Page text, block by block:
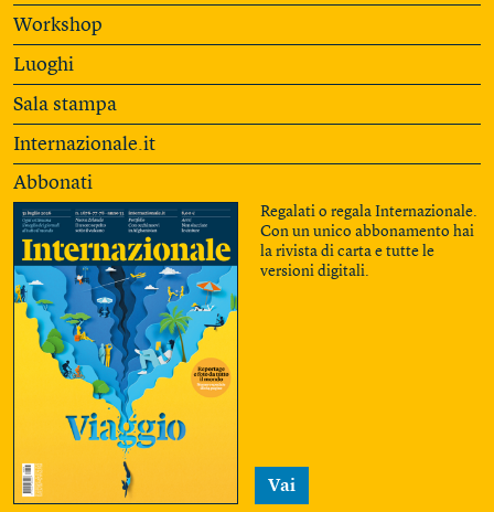
Workshop
Luoghi
Sala stampa
Internazionale.it
Abbonati
Regalati o regala Internazionale.
Con un unico abbonamento hai
la rivista di carta e tutte le
versioni digitali.
Vai